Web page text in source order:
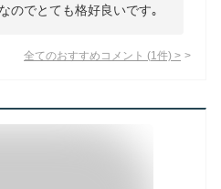
のでとても格好良いです｡
全てのおすすめコメント (1 件) >